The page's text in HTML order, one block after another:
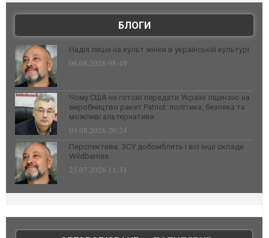
БЛОГИ
Надія лише на культ жінки в українській культурі
06.08.2026 08:49
Чому США не готові передати Україні ліцензію на
виробництво ракет Patriot: політика, безпека та
можливі альтернативи
03.08.2026 20:24
Перспектива: ЗСУ добомблять і всі інші склади
Wildberries
23.07.2026 11:31